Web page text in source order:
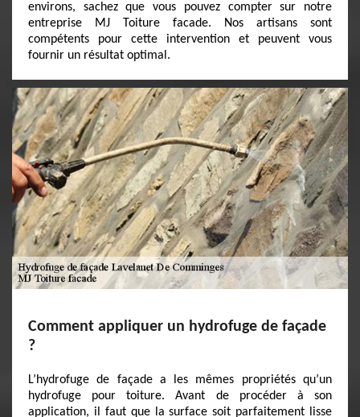
environs, sachez que vous pouvez compter sur notre
entreprise MJ Toiture facade. Nos artisans sont
compétents pour cette intervention et peuvent vous
fournir un résultat optimal.
Comment appliquer un hydrofuge de façade
?
L’hydrofuge de façade a les mêmes propriétés qu’un
hydrofuge pour toiture. Avant de procéder à son
application, il faut que la surface soit parfaitement lisse